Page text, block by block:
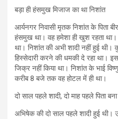
बड़ा ही हंसमुख मिजाज का था निशांत
आर्यनगर निवासी मृतक निशांत के पिता
हंसमुख था। वह हमेशा ही खुश रहता
था। निशांत की अभी शादी नहीं हुई
हिस्सेदारी करने की धमकी दे रहा था।
जिक्र नहीं किया था। निशांत के भाई
करीब 8 बजे तक वह होटल में ही था।
दो साल पहले शादी, दो माह पहले पिता
अभिषेक की दो साल पहले शादी हुई थी।